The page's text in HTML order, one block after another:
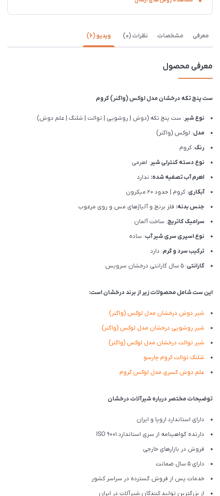
معرفی مشخصات نظرات (0) ویدیو (6)
معرفی محصول
ست پنج تکه درخشان مدل لوکس (واگنر) کروم
نوع شیر: ست پنج تکه (دوش | روشویی | توالت | شلنگ | علم دوش)
مدل: لوکس (واگنر)
رنگ: کروم
نوع دسته کنترلی شیر: اهرمی
اهرم آب تصفیه شده: ندارد
آبکاری: کروم | حدود 20 میکرون
جنس بدنه: فلز برنج و آلیاژهای مس و روی مرغوب
سرامیک کاتریج: ساخت آلمان
نوع اسپری سری شیر آب: ساده
ترکیب سرد و گرم: دارد
گارانتی: 5 سال گارانتی درخشان سرویس
این ست شامل محصولات زیر از برند درخشان است:
شیر دوش درخشان مدل لوکس (واگنر)
شیر روشویی درخشان مدل لوکس (واگنر)
شیر توالت درخشان مدل لوکس (واگنر)
شلنگ توالت کروم چارسو
علم دوش کسری مدل لوکس کروم
توضیحات مختصر درباره شیرآلات درخشان
دارای استاندارد اروپا و ایران
دارنده گواهینامه از سری استاندارد ISO 9001
فروش در بازارهای خارجی
دارای 5 سال ضمانت
خدمات پس از فروش گسترده در سراسر کشور
از بزرگترین تولید کنندگان شیرآلات در ایران